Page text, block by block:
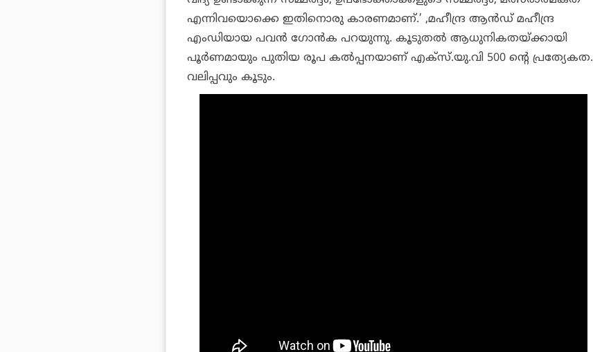
എന്നിവയൊക്കെ ഇതിനൊരു കാരണമാണ്.’ ,മഹീന്ദ്ര ആന്‍ഡ് മഹീന്ദ്ര
എംഡിയായ പവന്‍ ഗോന്‍ക പറയുന്നു. കൂടുതല്‍ ആധുനികതയ്ക്കായി
പൂര്‍ണമായും പുതിയ രൂപ കല്‍പ്പനയാണ് എക്‌സ്.യു.വി 500 ന്റെ പ്രത്യേകത.
വലിപ്പവും കൂടും.